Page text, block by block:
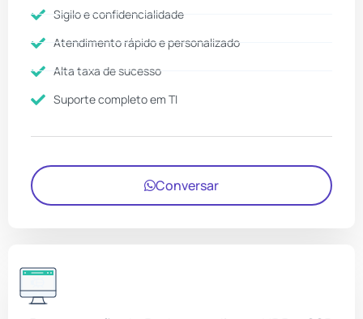
Sigilo e confidencialidade
Atendimento rápido e personalizado
Alta taxa de sucesso
Suporte completo em TI
Conversar